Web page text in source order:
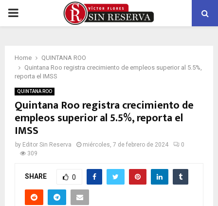
PRIMARY
Home
QUINTANA ROO
Quintana Roo registra crecimiento de empleos superior al 5.5%,
reporta el IMSS
QUINTANA ROO
Quintana Roo registra crecimiento de
empleos superior al 5.5%, reporta el
IMSS
by Editor Sin Reserva miércoles, 7 de febrero de 2024
0
309
SHARE 0